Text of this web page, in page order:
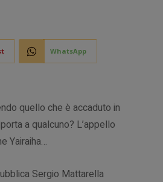
WhatsApp
quello che è accaduto in
a qualcuno? L’appello
Yairaiha…
Sergio Mattarella